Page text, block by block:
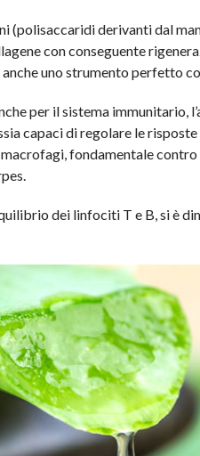
(polisaccaridi derivanti dal
con conseguente
uno strumento perfetto
per il sistema immunitario,
capaci di regolare le
fondamentale
dei linfociti T e B, si è